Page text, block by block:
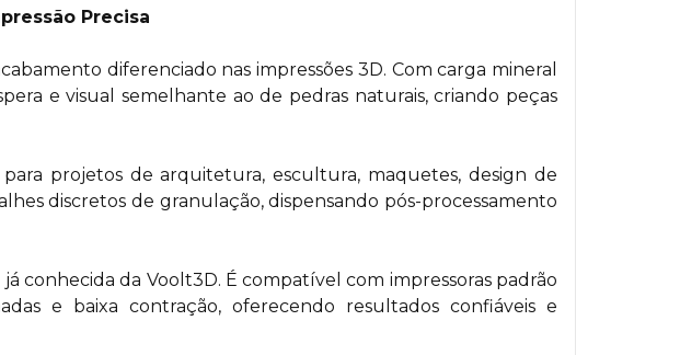
Precisa
diferenciado nas impressões 3D. Com carga mineral
e visual semelhante ao de pedras naturais, criando peças
projetos de arquitetura, escultura, maquetes, design de
discretos de granulação, dispensando pós-processamento
conhecida da Voolt3D. É compatível com impressoras padrão
e baixa contração, oferecendo resultados confiáveis e